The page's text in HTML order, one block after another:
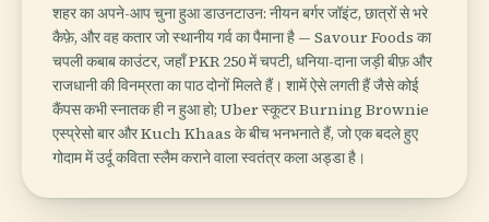
शहर का अपने-आप चुना हुआ डाउनटाउन: नीयन बर्गर जॉइंट, छात्रों से भरे
कैफ़े, और वह कतार जो स्थानीय गर्व का पैमाना है — Savour Foods का
चपली कबाब काउंटर, जहाँ PKR 250 में चपटी, धनिया-दाना जड़ी बीफ़ और
राजधानी की विनम्रता का पाठ दोनों मिलते हैं। शामें ऐसे लगती हैं जैसे कोई
कैंपस कभी स्नातक ही न हुआ हो; Uber स्कूटर Burning Brownie
एस्प्रेसो बार और Kuch Khaas के बीच भनभनाते हैं, जो एक बदले हुए
गोदाम में उर्दू कविता स्लैम कराने वाला स्वतंत्र कला अड्डा है।